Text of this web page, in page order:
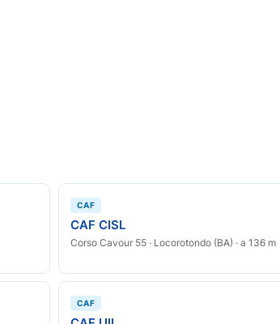
CAF
CAF CISL
Corso Cavour 55 · Locorotondo (BA) · a 136 m
CAF